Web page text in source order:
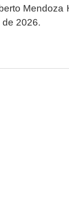
Mendoza
2026.